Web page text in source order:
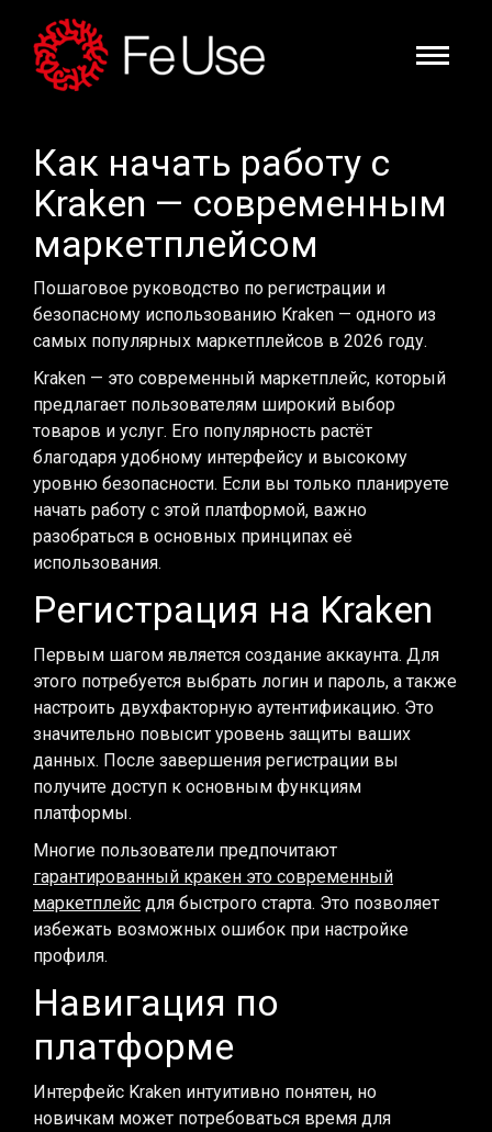
Как начать работу с
Kraken — современным
маркетплейсом
Пошаговое руководство по регистрации и
безопасному использованию Kraken — одного из
самых популярных маркетплейсов в 2026 году.
Kraken — это современный маркетплейс, который
предлагает пользователям широкий выбор
товаров и услуг. Его популярность растёт
благодаря удобному интерфейсу и высокому
уровню безопасности. Если вы только планируете
начать работу с этой платформой, важно
разобраться в основных принципах её
использования.
Регистрация на Kraken
Первым шагом является создание аккаунта. Для
этого потребуется выбрать логин и пароль, а также
настроить двухфакторную аутентификацию. Это
значительно повысит уровень защиты ваших
данных. После завершения регистрации вы
получите доступ к основным функциям
платформы.
Многие пользователи предпочитают
гарантированный кракен это современный
маркетплейс для быстрого старта. Это позволяет
избежать возможных ошибок при настройке
профиля.
Навигация по
платформе
Интерфейс Kraken интуитивно понятен, но
новичкам может потребоваться время для